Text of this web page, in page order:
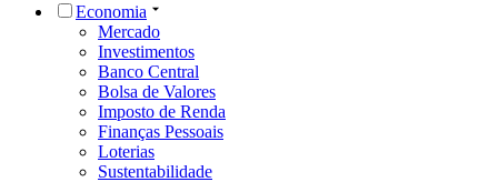
Economia
Mercado
Investimentos
Banco Central
Bolsa de Valores
Imposto de Renda
Finanças Pessoais
Loterias
Sustentabilidade